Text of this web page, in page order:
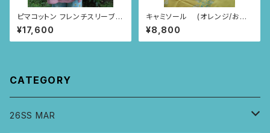
ピマコットン フレンチスリーブブ
ラウス (スモーキーピンク/いち
ごとあり柄)
¥17,600
キャミソール (オレンジ/お花
とちょうちょ柄)
¥8,800
CATEGORY
26SS MAR